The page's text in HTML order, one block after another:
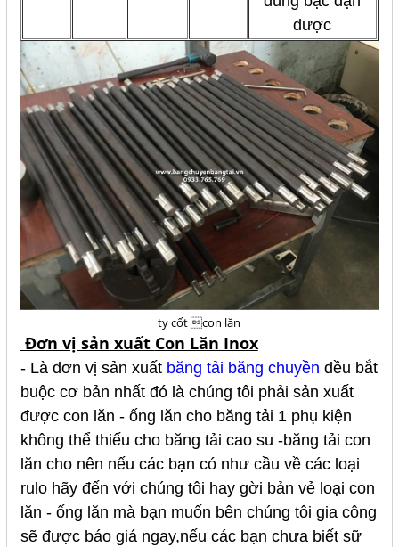
được
ty cốt con lăn
Đơn vị sản xuất Con Lăn Inox
- Là đơn vị sản xuất băng tải băng chuyền đều bắt
buộc cơ bản nhất đó là chúng tôi phải sản xuất
được con lăn - ống lăn cho băng tải 1 phụ kiện
không thể thiếu cho băng tải cao su -băng tải con
lăn cho nên nếu các bạn có như cầu về các loại
rulo hãy đến với chúng tôi hay gời bản vẻ loại con
lăn - ống lăn mà bạn muốn bên chúng tôi gia công
sẽ được báo giá ngay,nếu các bạn chưa biết sữ